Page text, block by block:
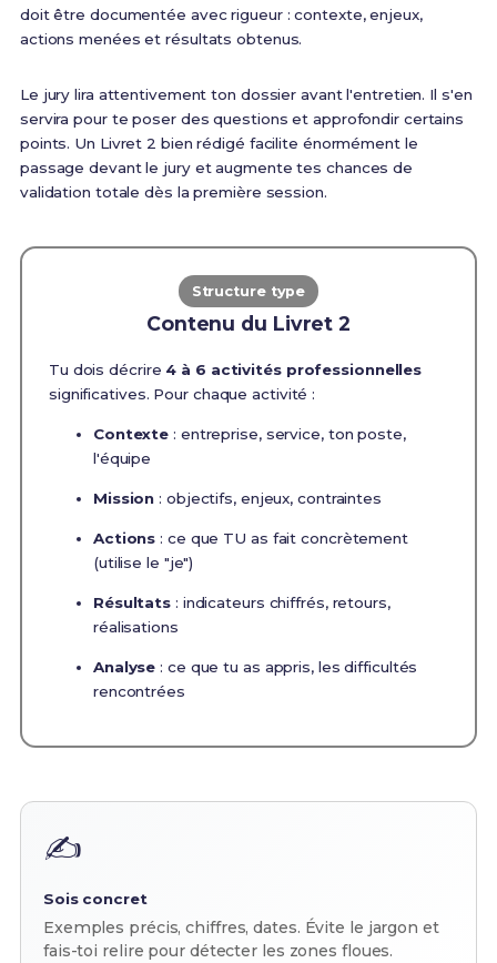
doit être documentée avec rigueur : contexte, enjeux,
actions menées et résultats obtenus.
Le jury lira attentivement ton dossier avant l'entretien. Il s'en
servira pour te poser des questions et approfondir certains
points. Un Livret 2 bien rédigé facilite énormément le
passage devant le jury et augmente tes chances de
validation totale dès la première session.
Structure type
Contenu du Livret 2
Tu dois décrire 4 à 6 activités professionnelles
significatives. Pour chaque activité :
Contexte : entreprise, service, ton poste,
l'équipe
Mission : objectifs, enjeux, contraintes
Actions : ce que TU as fait concrètement
(utilise le "je")
Résultats : indicateurs chiffrés, retours,
réalisations
Analyse : ce que tu as appris, les difficultés
rencontrées
✍️
Sois concret
Exemples précis, chiffres, dates. Évite le jargon et
fais-toi relire pour détecter les zones floues.